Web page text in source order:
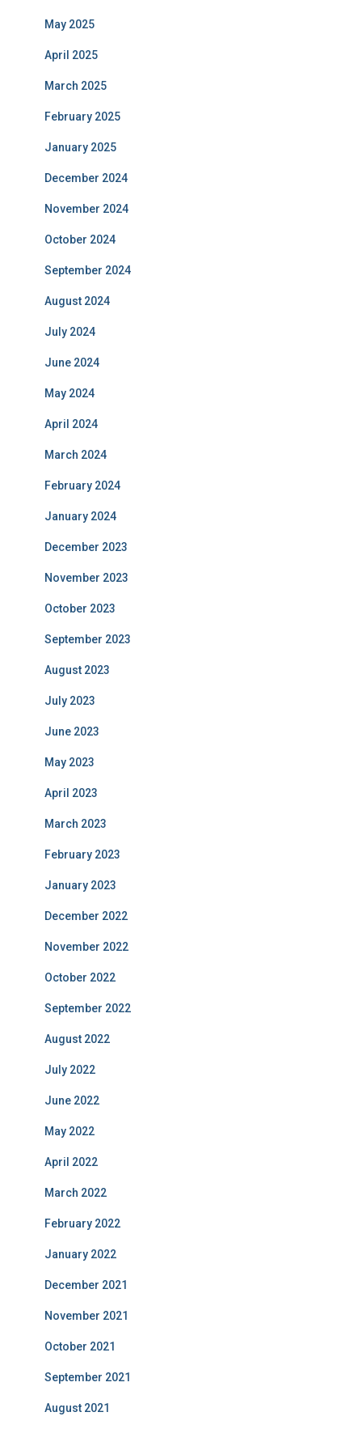
May 2025
April 2025
March 2025
February 2025
January 2025
December 2024
November 2024
October 2024
September 2024
August 2024
July 2024
June 2024
May 2024
April 2024
March 2024
February 2024
January 2024
December 2023
November 2023
October 2023
September 2023
August 2023
July 2023
June 2023
May 2023
April 2023
March 2023
February 2023
January 2023
December 2022
November 2022
October 2022
September 2022
August 2022
July 2022
June 2022
May 2022
April 2022
March 2022
February 2022
January 2022
December 2021
November 2021
October 2021
September 2021
August 2021